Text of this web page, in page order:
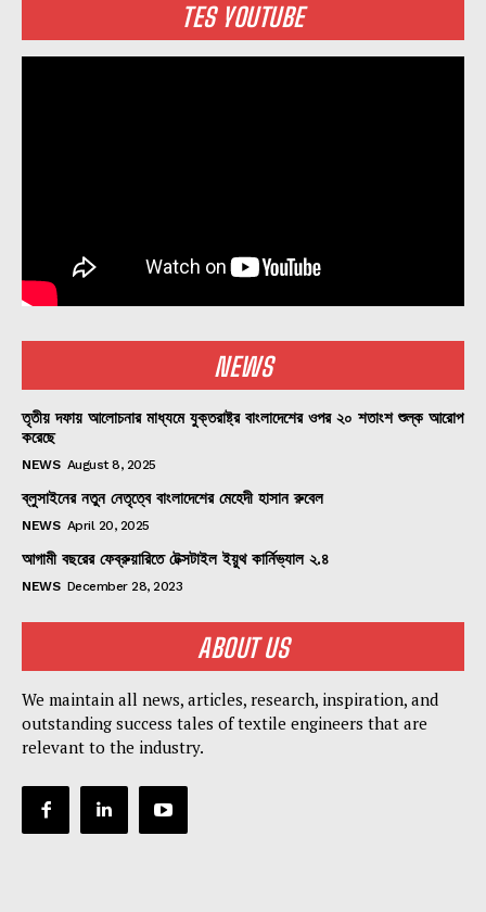
TES YOUTUBE
NEWS
তৃতীয় দফায় আলোচনার মাধ্যমে যুক্তরাষ্ট্র বাংলাদেশের ওপর ২০ শতাংশ শুল্ক আরোপ
করেছে
NEWS August 8, 2025
ব্লুসাইনের নতুন নেতৃত্বে বাংলাদেশের মেহেদী হাসান রুবেল
NEWS April 20, 2025
আগামী বছরের ফেব্রুয়ারিতে টেক্সটাইল ইয়ুথ কার্নিভ্যাল ২.৪
NEWS December 28, 2023
ABOUT US
We maintain all news, articles, research, inspiration, and
outstanding success tales of textile engineers that are
relevant to the industry.